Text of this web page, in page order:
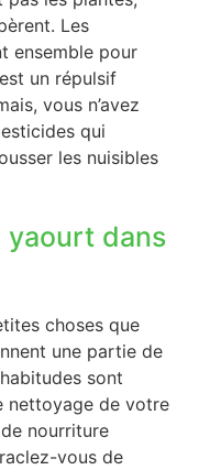
Les
ensemble pour
un répulsif
vous n’avez
qui
les nuisibles
yaourt dans
choses que
une partie de
sont
nettoyage de votre
nourriture
vous de